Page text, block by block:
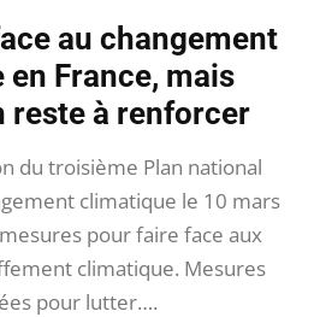
au changement
France, mais
reste à renforcer
du troisième Plan national
climatique le 10 mars
pour faire face aux
climatique. Mesures
pour lutter….